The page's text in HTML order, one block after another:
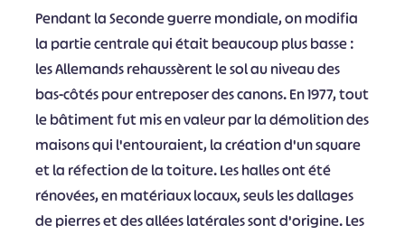
Pendant la Seconde guerre mondiale, on modifia
la partie centrale qui était beaucoup plus basse :
les Allemands rehaussèrent le sol au niveau des
bas-côtés pour entreposer des canons. En 1977, tout
le bâtiment fut mis en valeur par la démolition des
maisons qui l'entouraient, la création d'un square
et la réfection de la toiture. Les halles ont été
rénovées, en matériaux locaux, seuls les dallages
de pierres et des allées latérales sont d'origine. Les